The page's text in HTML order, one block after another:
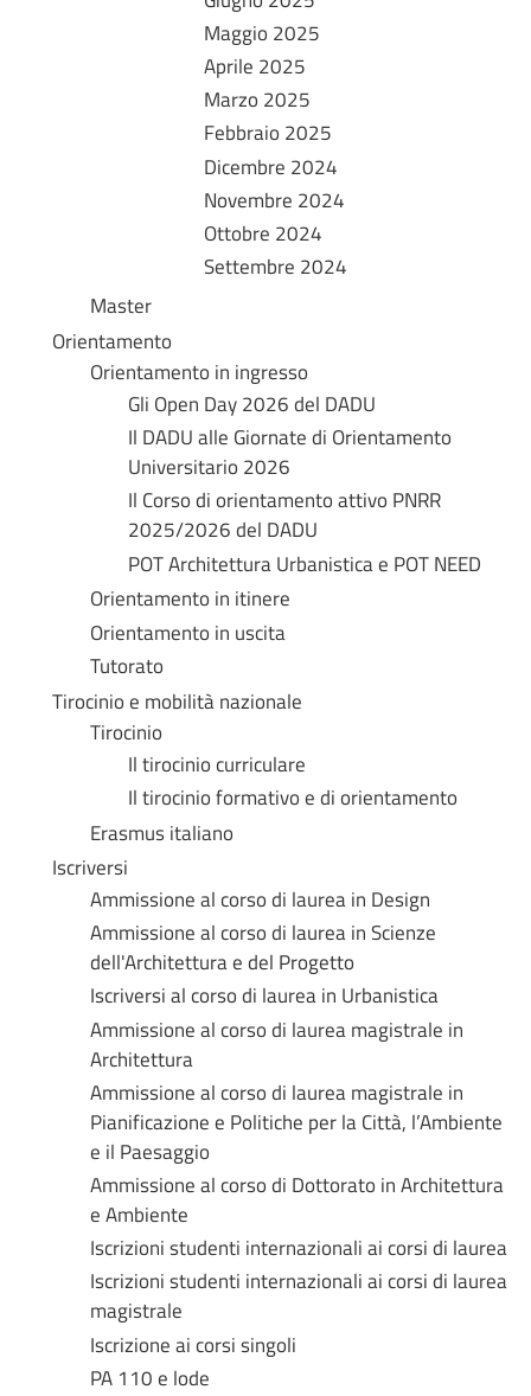
Maggio 2025
Aprile 2025
Marzo 2025
Febbraio 2025
Dicembre 2024
Novembre 2024
Ottobre 2024
Settembre 2024
Master
Orientamento
Orientamento in ingresso
Gli Open Day 2026 del DADU
Il DADU alle Giornate di Orientamento
Universitario 2026
Il Corso di orientamento attivo PNRR
2025/2026 del DADU
POT Architettura Urbanistica e POT NEED
Orientamento in itinere
Orientamento in uscita
Tutorato
Tirocinio e mobilità nazionale
Tirocinio
Il tirocinio curriculare
Il tirocinio formativo e di orientamento
Erasmus italiano
Iscriversi
Ammissione al corso di laurea in Design
Ammissione al corso di laurea in Scienze
dell'Architettura e del Progetto
Iscriversi al corso di laurea in Urbanistica
Ammissione al corso di laurea magistrale in
Architettura
Ammissione al corso di laurea magistrale in
Pianificazione e Politiche per la Città, l’Ambiente
e il Paesaggio
Ammissione al corso di Dottorato in Architettura
e Ambiente
Iscrizioni studenti internazionali ai corsi di laurea
Iscrizioni studenti internazionali ai corsi di laurea
magistrale
Iscrizione ai corsi singoli
PA 110 e lode